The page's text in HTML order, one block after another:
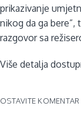
prikazivanje
nikog da ga bere”,
razgovor sa
Više detalja
OSTAVITE KOMENTAR